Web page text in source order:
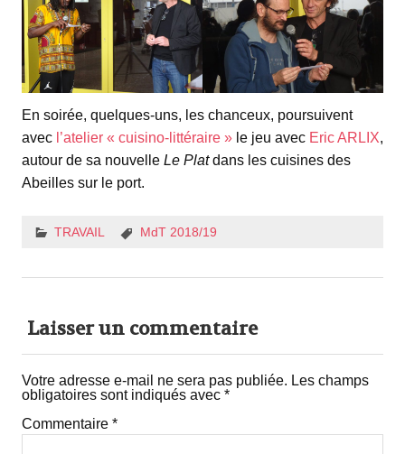
En soirée, quelques-uns, les chanceux, poursuivent
avec l’atelier « cuisino-littéraire » le jeu avec Eric ARLIX,
autour de sa nouvelle Le Platdans les cuisines des
Abeilles sur le port.
TRAVAIL MdT 2018/19
Laisser un commentaire
Votre adresse e-mail ne sera pas publiée. Les champs
obligatoires sont indiqués avec *
Commentaire *